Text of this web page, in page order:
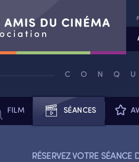
FILM SÉANCES
RÉSERVEZ VOTRE